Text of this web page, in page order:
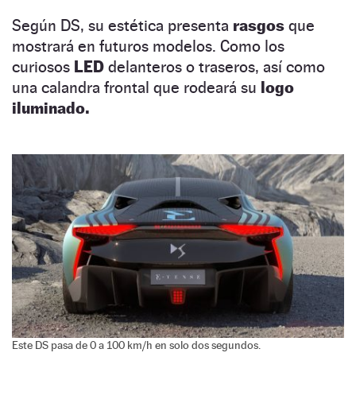
Según DS, su estética presenta rasgos que
mostrará en futuros modelos. Como los
curiosos LED delanteros o traseros, así como
una calandra frontal que rodeará su logo
iluminado.
Este DS pasa de 0 a 100 km/h en solo dos segundos.